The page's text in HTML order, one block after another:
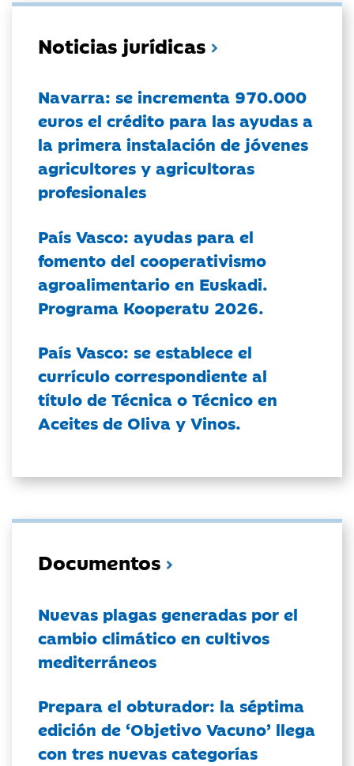
Noticias jurídicas
Navarra: se incrementa 970.000
euros el crédito para las ayudas a
la primera instalación de jóvenes
agricultores y agricultoras
profesionales
País Vasco: ayudas para el
fomento del cooperativismo
agroalimentario en Euskadi.
Programa Kooperatu 2026.
País Vasco: se establece el
currículo correspondiente al
título de Técnica o Técnico en
Aceites de Oliva y Vinos.
Documentos
Nuevas plagas generadas por el
cambio climático en cultivos
mediterráneos
Prepara el obturador: la séptima
edición de ‘Objetivo Vacuno’ llega
con tres nuevas categorías